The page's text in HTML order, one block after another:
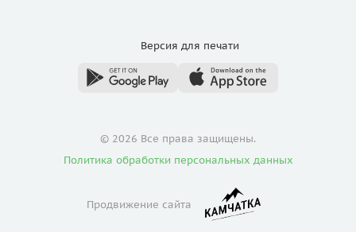
Версия для печати
© 2026 Все права защищены.
Политика обработки персональных данных
Продвижение сайта